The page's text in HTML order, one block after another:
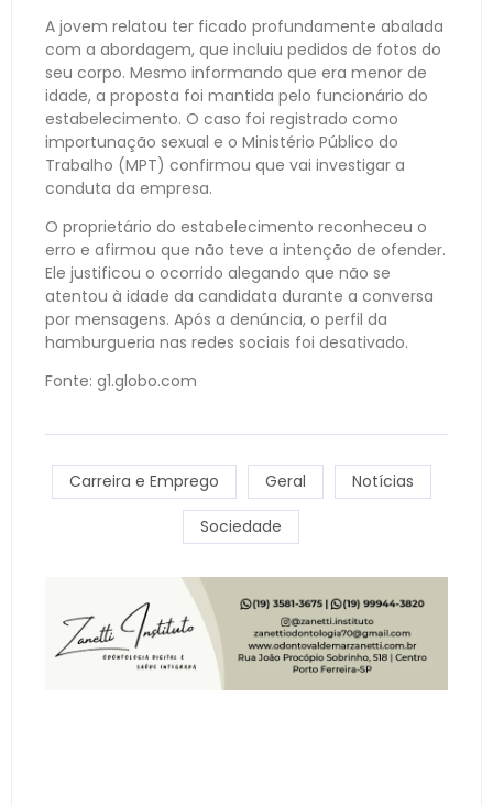
A jovem relatou ter ficado profundamente abalada
com a abordagem, que incluiu pedidos de fotos do
seu corpo. Mesmo informando que era menor de
idade, a proposta foi mantida pelo funcionário do
estabelecimento. O caso foi registrado como
importunação sexual e o Ministério Público do
Trabalho (MPT) confirmou que vai investigar a
conduta da empresa.
O proprietário do estabelecimento reconheceu o
erro e afirmou que não teve a intenção de ofender.
Ele justificou o ocorrido alegando que não se
atentou à idade da candidata durante a conversa
por mensagens. Após a denúncia, o perfil da
hamburgueria nas redes sociais foi desativado.
Fonte: g1.globo.com
Carreira e Emprego Geral Notícias
Sociedade